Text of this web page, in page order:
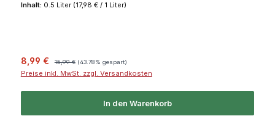
Inhalt: 0.5 Liter (17,98 € / 1 Liter)
Verkaufspreis:
8,99 € 15,99 € (43.78% gespart)
Preise inkl. MwSt. zzgl. Versandkosten
In den Warenkorb